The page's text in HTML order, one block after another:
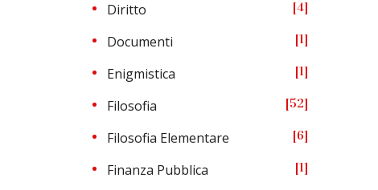
Diritto 4
Documenti 1
Enigmistica 1
Filosofia 52
Filosofia Elementare 6
Finanza Pubblica 1